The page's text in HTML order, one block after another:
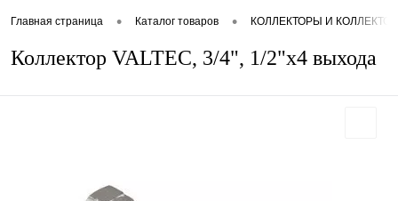
Главная страница • Каталог товаров • КОЛЛЕКТОРЫ И
Коллектор VALTEC, 3/4", 1/2"х4 выхода